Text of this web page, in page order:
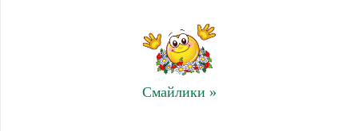
Смайлики »